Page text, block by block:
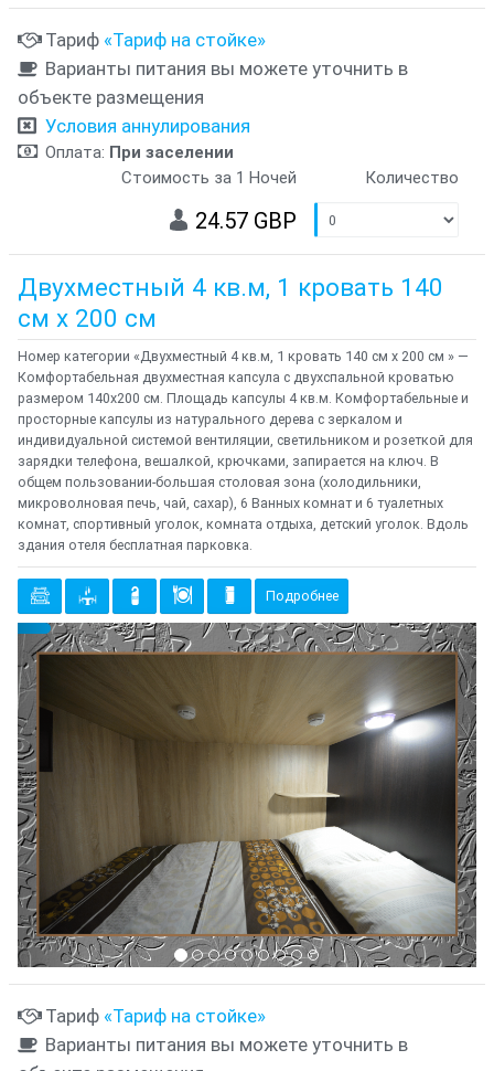
Тариф «Тариф на стойке»
Варианты питания вы можете уточнить в
объекте размещения
Условия аннулирования
Оплата: При заселении
Стоимость за 1 Ночей
Количество
24.57 GBP
Двухместный 4 кв.м, 1 кровать 140
см х 200 см
Номер категории «Двухместный 4 кв.м, 1 кровать 140 см х 200 см » —
Комфортабельная двухместная капсула с двухспальной кроватью
размером 140х200 см. Площадь капсулы 4 кв.м. Комфортабельные и
просторные капсулы из натурального дерева с зеркалом и
индивидуальной системой вентиляции, светильником и розеткой для
зарядки телефона, вешалкой, крючками, запирается на ключ. В
общем пользовании-большая столовая зона (холодильники,
микроволновая печь, чай, сахар), 6 Ванных комнат и 6 туалетных
комнат, спортивный уголок, комната отдыха, детский уголок. Вдоль
здания отеля бесплатная парковка.
Подробнее
{clt_left} 3 Количество
Предыдущий
Тариф «Тариф на стойке»
Варианты питания вы можете уточнить в